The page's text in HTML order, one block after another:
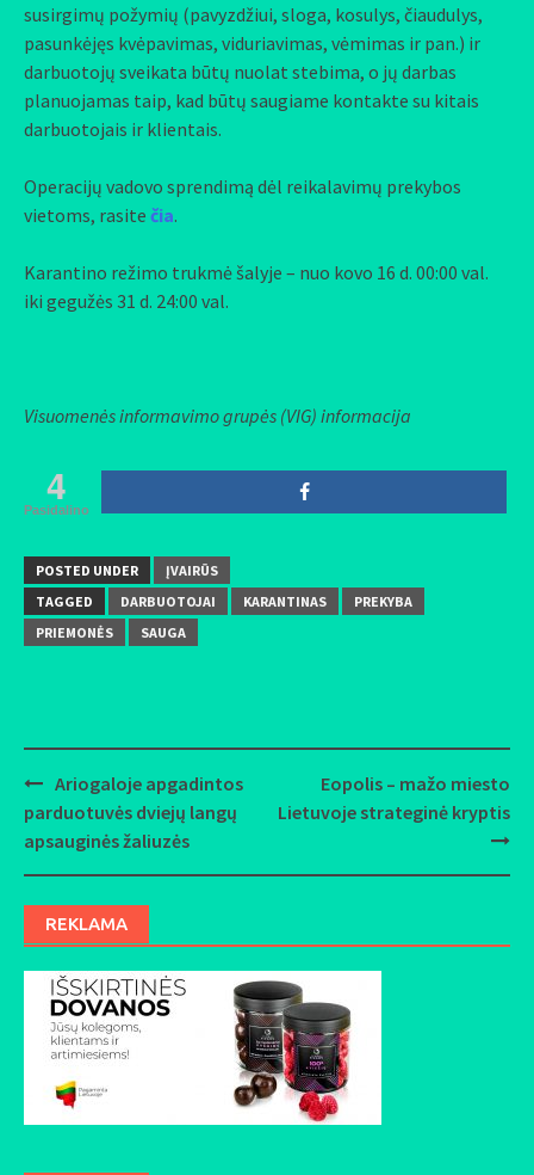
susirgimų požymių (pavyzdžiui, sloga, kosulys, čiaudulys,
pasunkėjęs kvėpavimas, viduriavimas, vėmimas ir pan.) ir
darbuotojų sveikata būtų nuolat stebima, o jų darbas
planuojamas taip, kad būtų saugiame kontakte su kitais
darbuotojais ir klientais.
Operacijų vadovo sprendimą dėl reikalavimų prekybos
vietoms, rasite čia.
Karantino režimo trukmė šalyje – nuo kovo 16 d. 00:00 val.
iki gegužės 31 d. 24:00 val.
Visuomenės informavimo grupės (VIG) informacija
4
Pasidalino
POSTED UNDER
ĮVAIRŪS
TAGGED
DARBUOTOJAI KARANTINAS
PREKYBA
PRIEMONĖS
SAUGA
Post
navigation
Ariogaloje apgadintos
parduotuvės dviejų langų
apsauginės žaliuzės
Eopolis – mažo miesto
Lietuvoje strateginė kryptis
REKLAMA